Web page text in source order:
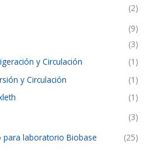
(2)
(9)
(3)
y Circulación
(1)
y Circulación
(1)
(1)
(3)
para laboratorio Biobase
(25)